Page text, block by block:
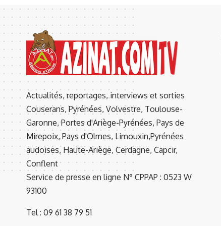
Actualités, reportages, interviews et sorties
Couserans, Pyrénées, Volvestre, Toulouse-
Garonne, Portes d'Ariège-Pyrénées, Pays de
Mirepoix, Pays d'Olmes, Limouxin,Pyrénées
audoises, Haute-Ariège, Cerdagne, Capcir,
Conflent
Service de presse en ligne N° CPPAP : 0523 W
93100
Tel : 09 61 38 79 51